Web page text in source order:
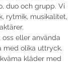
duo och grupp. Vi
rytmik, musikalitet,
eller använda
med olika uttryck.
kläder med